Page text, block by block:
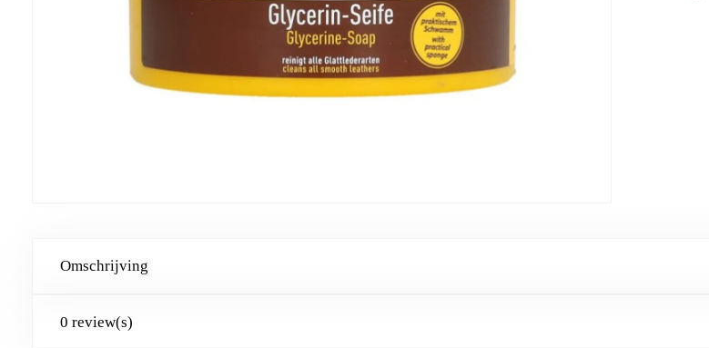
Omschrijving
0 review(s)